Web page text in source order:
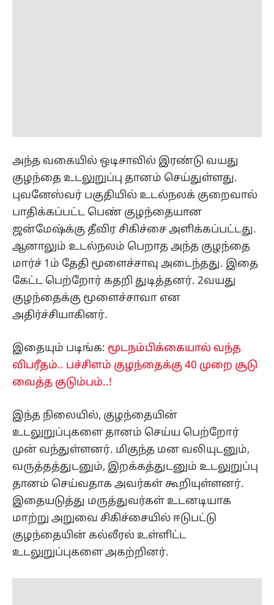
கேட்ட பெற்றோர் கதறி துடித்தனர். 2வயது
குழந்தைக்கு மூளைச்சாவா என
அதிர்ச்சியாகினர்.
இதையும் படிங்க:மூடநம்பிக்கையால் வந்த
விபரீதம்.. பச்சிளம் குழந்தைக்கு 40 முறை சூடு
வைத்த குடும்பம்..!
இந்த நிலையில், குழந்தையின்
உடலுறுப்புகளை தானம் செய்ய பெற்றோர்
வருத்தத்துடனும், இறக்கத்துடனும் உடலுறுப்பு
தானம் செய்வதாக அவர்கள் கூறியுள்ளனர்.
இதையடுத்து மருத்துவர்கள் உடனடியாக
குழந்தையின் கல்லீரல் உள்ளிட்ட
உடலுறுப்புகளை அகற்றினர்.